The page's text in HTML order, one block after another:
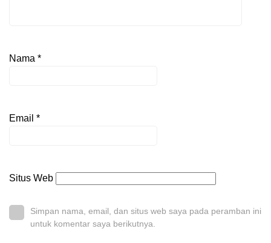
Nama *
Email *
Situs Web
Simpan nama, email, dan situs web saya pada peramban ini
untuk komentar saya berikutnya.